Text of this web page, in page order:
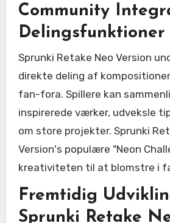
Community
Delingsfunktioner
Sprunki Retake Neo Version
direkte deling af
fan-fora. Spillere kan
inspirerede værker, udveksle
om store projekter. Sprunki
Version's populære "Neon
kreativiteten til at blomstre i
Fremtidig
Sprunki Retake